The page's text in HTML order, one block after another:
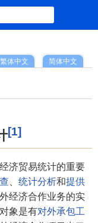
简体中文
繁体中文
[1]
济贸易统计的重要
统计分析和提供
经济合作业务的实
象是有对外承包工